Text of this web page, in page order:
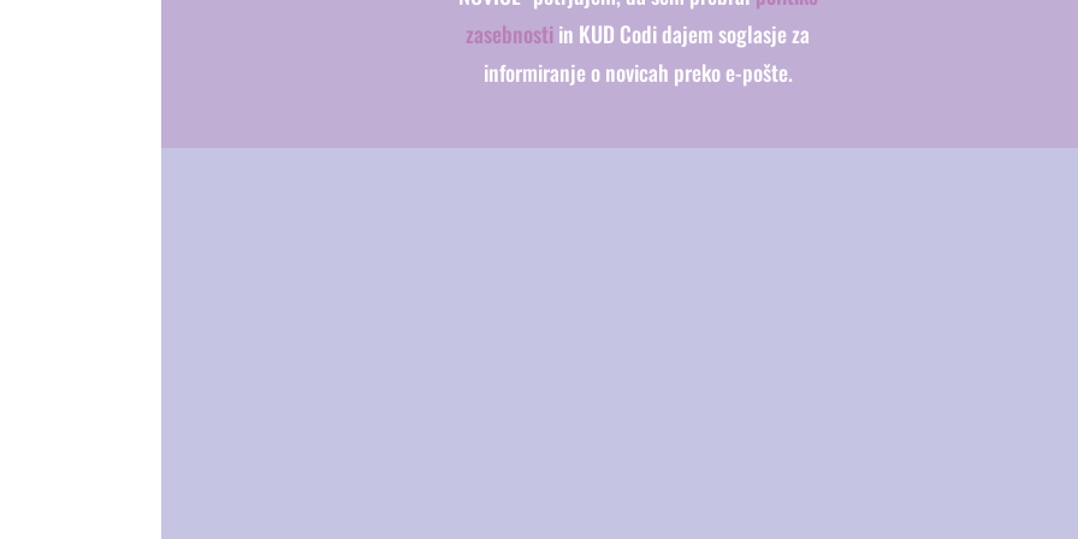
zasebnosti in KUD Codi dajem soglasje za
informiranje o novicah preko e-pošte.